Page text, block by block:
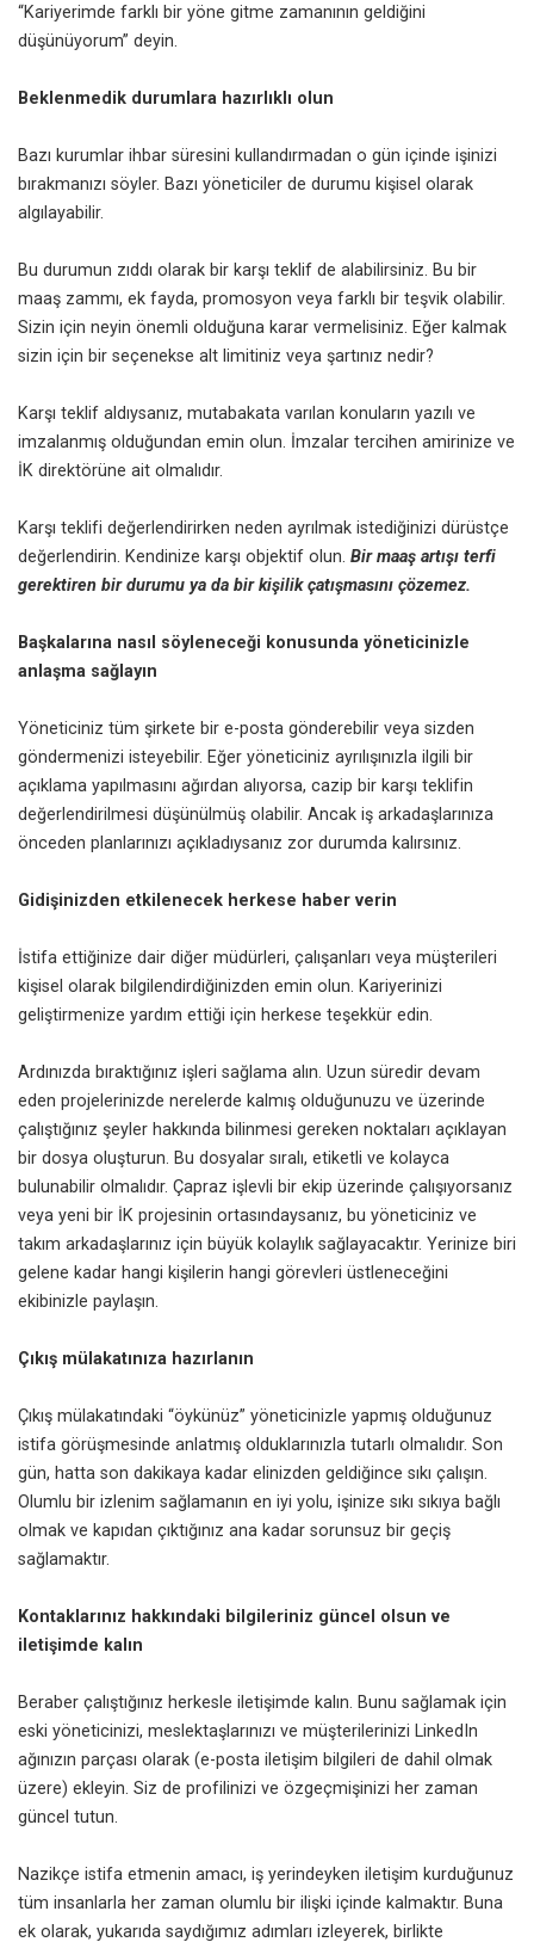
“Kariyerimde farklı bir yöne gitme zamanının geldiğini
düşünüyorum” deyin.
Beklenmedik durumlara hazırlıklı olun
Bazı kurumlar ihbar süresini kullandırmadan o gün içinde işinizi
bırakmanızı söyler. Bazı yöneticiler de durumu kişisel olarak
algılayabilir.
Bu durumun zıddı olarak bir karşı teklif de alabilirsiniz. Bu bir
maaş zammı, ek fayda, promosyon veya farklı bir teşvik olabilir.
Sizin için neyin önemli olduğuna karar vermelisiniz. Eğer kalmak
sizin için bir seçenekse alt limitiniz veya şartınız nedir?
Karşı teklif aldıysanız, mutabakata varılan konuların yazılı ve
imzalanmış olduğundan emin olun. İmzalar tercihen amirinize ve
İK direktörüne ait olmalıdır.
Karşı teklifi değerlendirirken neden ayrılmak istediğinizi dürüstçe
değerlendirin. Kendinize karşı objektif olun. Bir maaş artışı terfi
gerektiren bir durumu ya da bir kişilik çatışmasını çözemez.
Başkalarına nasıl söyleneceği konusunda yöneticinizle
anlaşma sağlayın
Yöneticiniz tüm şirkete bir e-posta gönderebilir veya sizden
göndermenizi isteyebilir. Eğer yöneticiniz ayrılışınızla ilgili bir
açıklama yapılmasını ağırdan alıyorsa, cazip bir karşı teklifin
değerlendirilmesi düşünülmüş olabilir. Ancak iş arkadaşlarınıza
önceden planlarınızı açıkladıysanız zor durumda kalırsınız.
Gidişinizden etkilenecek herkese haber verin
İstifa ettiğinize dair diğer müdürleri, çalışanları veya müşterileri
kişisel olarak bilgilendirdiğinizden emin olun. Kariyerinizi
geliştirmenize yardım ettiği için herkese teşekkür edin.
Ardınızda bıraktığınız işleri sağlama alın. Uzun süredir devam
eden projelerinizde nerelerde kalmış olduğunuzu ve üzerinde
çalıştığınız şeyler hakkında bilinmesi gereken noktaları açıklayan
bir dosya oluşturun. Bu dosyalar sıralı, etiketli ve kolayca
bulunabilir olmalıdır. Çapraz işlevli bir ekip üzerinde çalışıyorsanız
veya yeni bir İK projesinin ortasındaysanız, bu yöneticiniz ve
takım arkadaşlarınız için büyük kolaylık sağlayacaktır. Yerinize biri
gelene kadar hangi kişilerin hangi görevleri üstleneceğini
ekibinizle paylaşın.
Çıkış mülakatınıza hazırlanın
Çıkış mülakatındaki “öykünüz” yöneticinizle yapmış olduğunuz
istifa görüşmesinde anlatmış olduklarınızla tutarlı olmalıdır. Son
gün, hatta son dakikaya kadar elinizden geldiğince sıkı çalışın.
Olumlu bir izlenim sağlamanın en iyi yolu, işinize sıkı sıkıya bağlı
olmak ve kapıdan çıktığınız ana kadar sorunsuz bir geçiş
sağlamaktır.
Kontaklarınız hakkındaki bilgileriniz güncel olsun ve
iletişimde kalın
Beraber çalıştığınız herkesle iletişimde kalın. Bunu sağlamak için
eski yöneticinizi, meslektaşlarınızı ve müşterilerinizi LinkedIn
ağınızın parçası olarak (e-posta iletişim bilgileri de dahil olmak
üzere) ekleyin. Siz de profilinizi ve özgeçmişinizi her zaman
güncel tutun.
Nazikçe istifa etmenin amacı, iş yerindeyken iletişim kurduğunuz
tüm insanlarla her zaman olumlu bir ilişki içinde kalmaktır. Buna
ek olarak, yukarıda saydığımız adımları izleyerek, birlikte